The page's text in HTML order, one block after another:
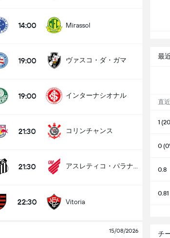
14:00 Mirassol
19:00 ヴァスコ・ダ・ガマ
19:00 インターナシオナル
21:30 コリンチャンス
21:30
22:30 Vitoria
15/08/2026
最
直
1
0
0.8
0.81
チ